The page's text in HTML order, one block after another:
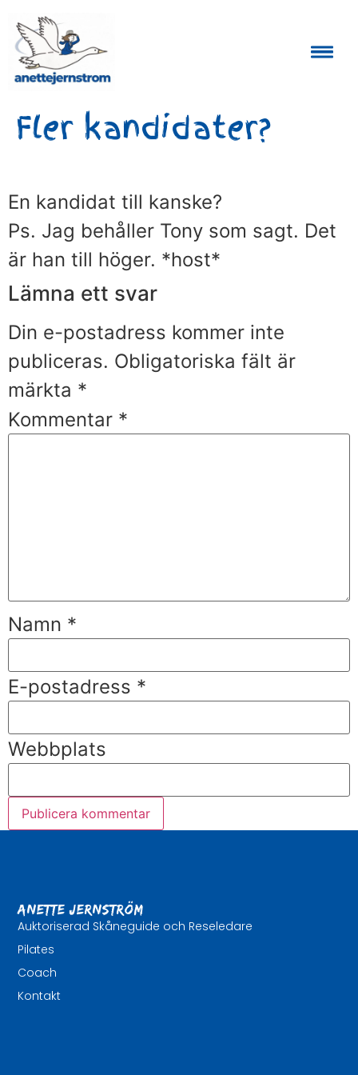
Fler kandidater?
En kandidat till kanske?
Ps. Jag behåller Tony som sagt. Det
är han till höger. *host*
Lämna ett svar
Din e-postadress kommer inte
publiceras. Obligatoriska fält är
märkta *
Kommentar *
Namn *
E-postadress *
Webbplats
Anette Jernström
Auktoriserad Skåneguide och Reseledare
Pilates
Coach
Kontakt